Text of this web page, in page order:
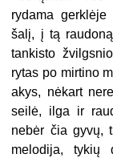
rydama
šalį, į tą
tankisto
rytas po mirtino
akys, nėkart
seilė, ilga ir
nebėr čia gyvų,
melodija, tykių